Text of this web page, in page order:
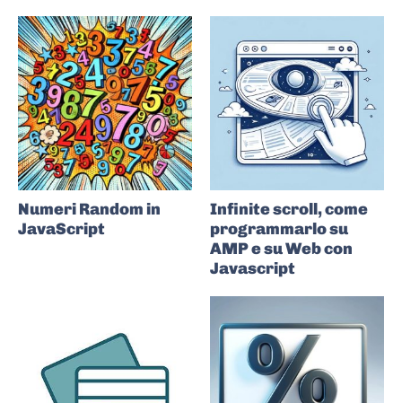
Numeri Random in
JavaScript
Infinite scroll, come
programmarlo su
AMP e su Web con
Javascript